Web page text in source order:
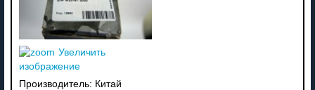
Увеличить
изображение
Производитель: Китай